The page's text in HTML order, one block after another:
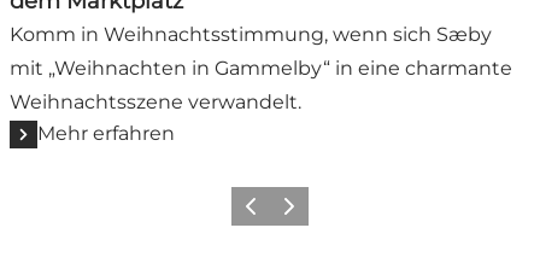
Komm in Weihnachtsstimmung, wenn sich Sæby
mit „Weihnachten in Gammelby“ in eine charmante
Weihnachtsszene verwandelt.
Mehr erfahren
ZurückWeiter